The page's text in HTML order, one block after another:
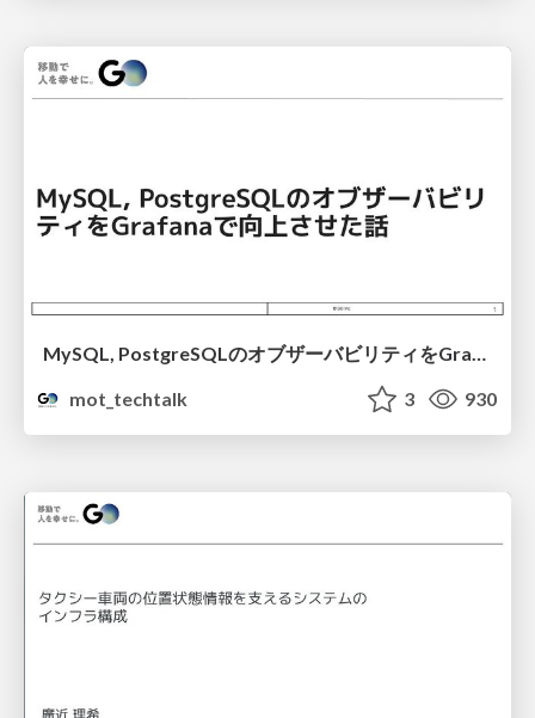
MySQL, PostgreSQLのオブザーバビリティをGrafanaで向上させた話
mot_techtalk
3 930